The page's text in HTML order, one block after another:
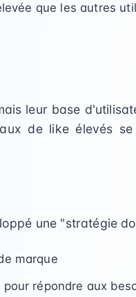
que les autres
leur base
de like élevés
une "stratégie
marque
répondre aux